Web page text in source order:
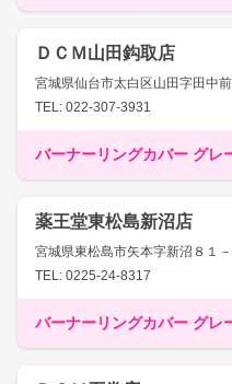
ＤＣＭ山田鈎取店
宮城県仙台市太白区山田字田中
TEL: 022-307-3931
バーナーリングカバー グレ
薬王堂東松島新沼店
宮城県東松島市矢本字新沼８１－
TEL: 0225-24-8317
バーナーリングカバー グレ